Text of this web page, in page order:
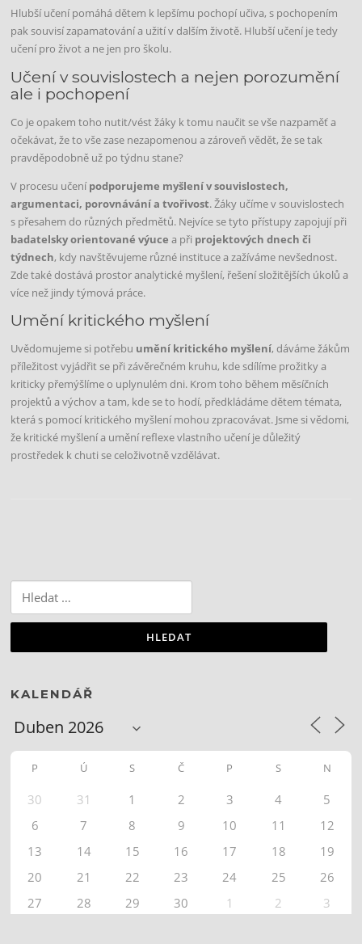
Hlubší učení pomáhá dětem k lepšímu pochopí učiva, s pochopením
pak souvisí zapamatování a užití v dalším životě. Hlubší učení je tedy
učení pro život a ne jen pro školu.
Učení v souvislostech a nejen porozumění
ale i pochopení
Co je opakem toho nutit/vést žáky k tomu naučit se vše nazpaměť a
očekávat, že to vše zase nezapomenou a zároveň vědět, že se tak
pravděpodobně už po týdnu stane?
V procesu učenípodporujeme myšlení v souvislostech,
argumentaci, porovnávání a tvořivost. Žáky učíme v souvislostech
s přesahem do různých předmětů. Nejvíce se tyto přístupy zapojují při
badatelsky orientované výuce a při projektových dnech či
týdnech, kdy navštěvujeme různé instituce a zažíváme nevšednost.
Zde také dostává prostor analytické myšlení, řešení složitějších úkolů a
více než jindy týmová práce.
Umění kritického myšlení
Uvědomujeme si potřebu umění kritického myšlení, dáváme žákům
příležitost vyjádřit se při závěrečném kruhu, kde sdílíme prožitky a
kriticky přemýšlíme o uplynulém dni. Krom toho během měsíčních
projektů a výchov a tam, kde se to hodí, předkládáme dětem témata,
která s pomocí kritického myšlení mohou zpracovávat. Jsme si vědomi,
že kritické myšlení a umění reflexe vlastního učení je důležitý
prostředek k chuti se celoživotně vzdělávat.
KALENDÁŘ
P Ú S Č P S N
30 31 1 2 3 4
5
6
7 8 9 10 11
12
13
14 15 16 17 18
19
20
21 22 23 24 25
26
27
28 29 30 1 2 3